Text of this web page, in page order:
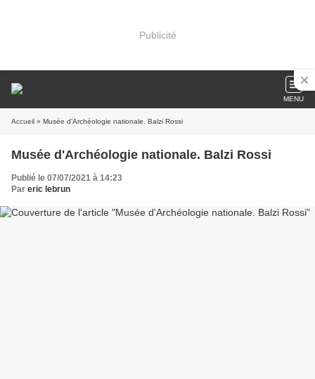
Publicité
MENU
Accueil » Musée d'Archéologie nationale. Balzi Rossi
Musée d'Archéologie nationale. Balzi Rossi
Publié le 07/07/2021 à 14:23
Par eric lebrun